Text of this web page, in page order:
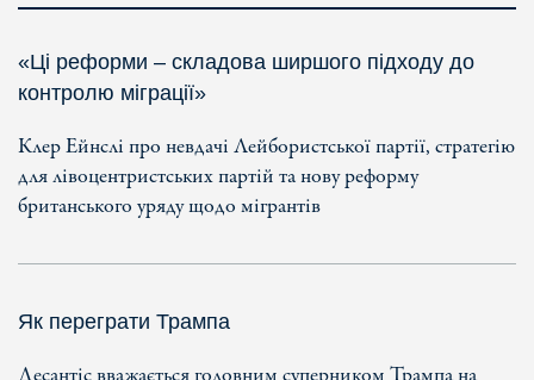
«Ці реформи – складова ширшого підходу до
контролю міграції»
Клер Ейнслі про невдачі Лейбористської партії, стратегію
для лівоцентристських партій та нову реформу
британського уряду щодо мігрантів
Як переграти Трампа